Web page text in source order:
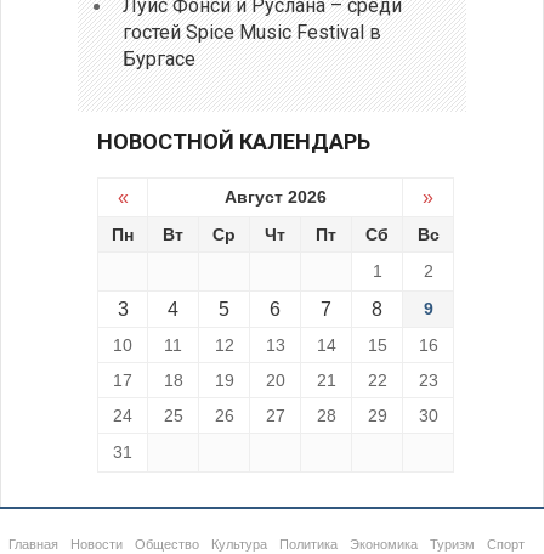
Луис Фонси и Руслана – среди
гостей Spice Music Festival в
Бургасе
НОВОСТНОЙ КАЛЕНДАРЬ
« Август 2026 »
Пн Вт Ср Чт Пт Сб
Вс
1
2
3 4 5 6 7 8
9
10
11 12 13 14 15
16
17
18 19 20 21 22
23
24
25 26 27 28 29
30
31
Главная Новости Общество Культура Политика Экономика Туризм Спорт